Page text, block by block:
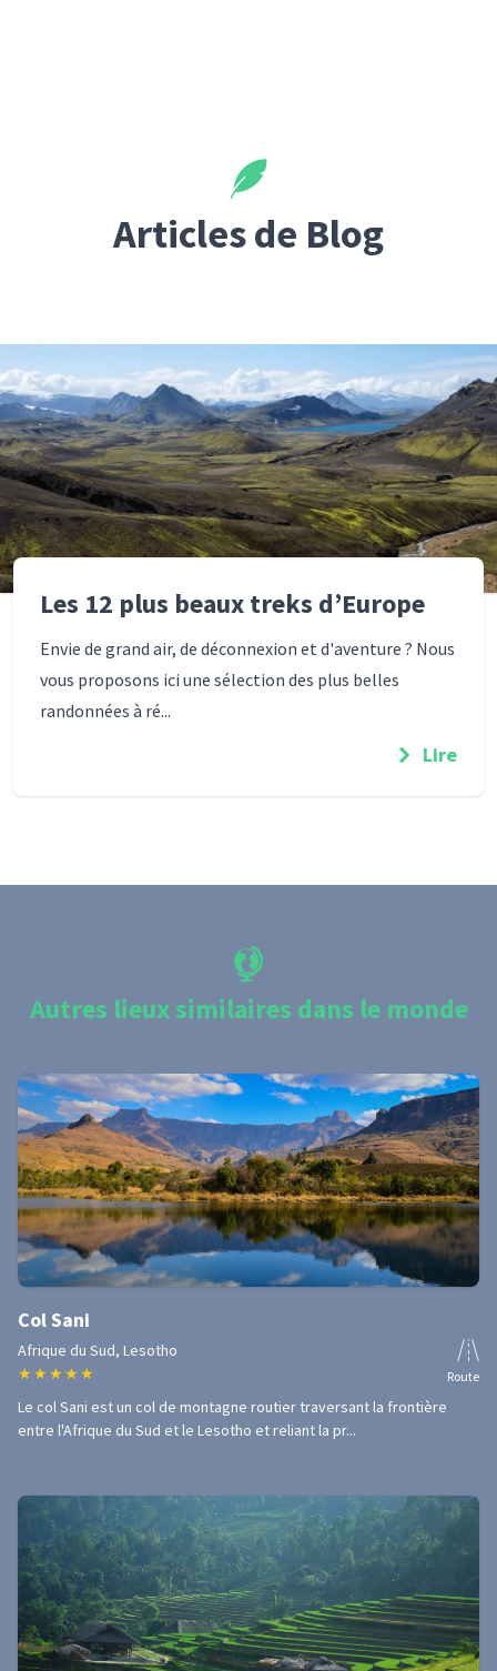
Articles de Blog
Les 12 plus beaux treks d’Europe
Envie de grand air, de déconnexion et d'aventure ? Nous
vous proposons ici une sélection des plus belles
randonnées à ré...
Lire
Autres lieux similaires dans le monde
Col Sani
Afrique du Sud, Lesotho
★ ★ ★ ★ ★ Route
Le col Sani est un col de montagne routier traversant la frontière
entre l'Afrique du Sud et le Lesotho et reliant la pr...